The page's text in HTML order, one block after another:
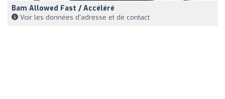
Bam Allowed Fast / Accéléré
Voir les données d'adresse et de contact